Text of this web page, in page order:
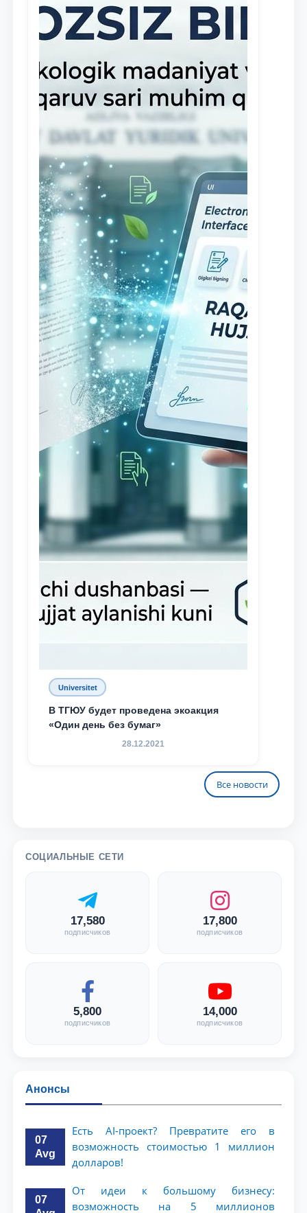
Universitet
В ТГЮУ будет проведена экоакция
«Один день без бумаг»
28.12.2021
Все новости
СОЦИАЛЬНЫЕ СЕТИ
17,580
подписчиков
17,800
подписчиков
5,800
подписчиков
14,000
подписчиков
Анонсы
07
Avg
Есть AI-проект? Превратите его в
возможность стоимостью 1 миллион
долларов!
07
От идеи к большому бизнесу:
возможность на 5 миллионов